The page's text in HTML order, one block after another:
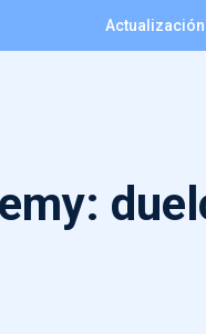
Actualización